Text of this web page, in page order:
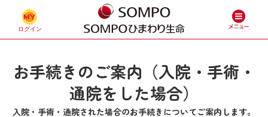
お手続きのご案内（入院・手術・
通院をした場合）
入院・手術・通院された場合のお手続きについてご案内します。